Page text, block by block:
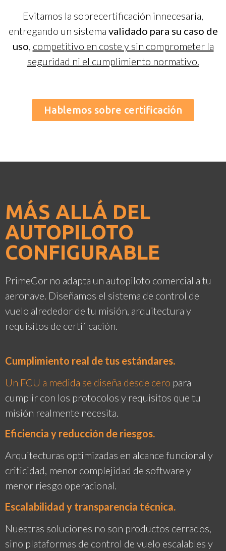
Evitamos la sobrecertificación innecesaria,
entregando un sistema validado para su caso de
uso, competitivo en coste y sin comprometer la
seguridad ni el cumplimiento normativo.
Hablemos sobre certificación
MÁS ALLÁ DEL
AUTOPILOTO
CONFIGURABLE
PrimeCor no adapta un autopiloto comercial a tu
aeronave. Diseñamos el sistema de control de
vuelo alrededor de tu misión, arquitectura y
requisitos de certificación.
Cumplimiento real de tus estándares.
Un FCU a medida se diseña desde cero para
cumplir con los protocolos y requisitos que tu
misión realmente necesita.
Eficiencia y reducción de riesgos.
Arquitecturas optimizadas en alcance funcional y
criticidad, menor complejidad de software y
menor riesgo operacional.
Escalabilidad y transparencia técnica.
Nuestras soluciones no son productos cerrados,
sino plataformas de control de vuelo escalables y